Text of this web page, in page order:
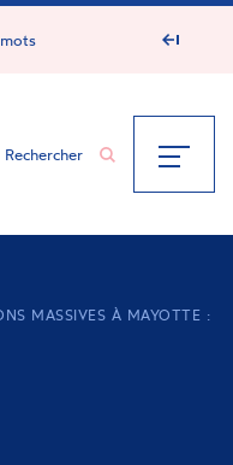
MASSIVES À MAYOTTE :